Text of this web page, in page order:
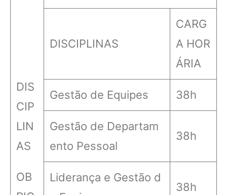
DIS
CIP
LIN
AS
OB
DISCIPLINAS
CARG
A HOR
ÁRIA
Gestão de Equipes 38h
Gestão de Departam
ento Pessoal
38h
Liderança e Gestão d
38h